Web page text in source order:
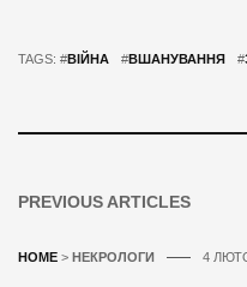
TAGS: #ВІЙНА #ВШАНУВАННЯ #
PREVIOUS ARTICLES
HOME > НЕКРОЛОГИ 4